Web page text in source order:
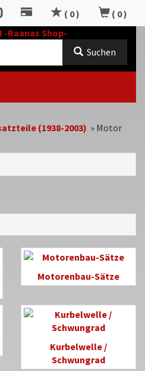
( 0) ( 0)
Suchen
(1938-2003) » Motor
Motorenbau-Sätze
Kurbelwelle /
Schwungrad